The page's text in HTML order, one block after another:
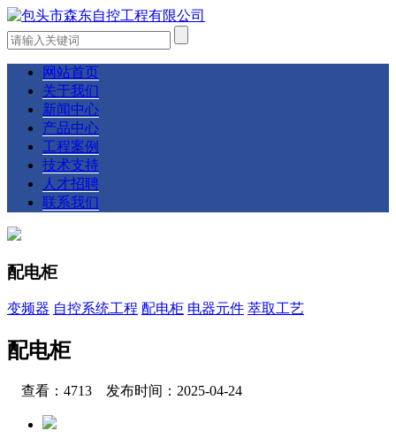
网站首页
关于我们
新闻中心
产品中心
工程案例
技术支持
人才招聘
联系我们
配电柜
变频器 自控系统工程 配电柜 电器元件 萃取工艺
配电柜
查看：4713 发布时间：2025-04-24